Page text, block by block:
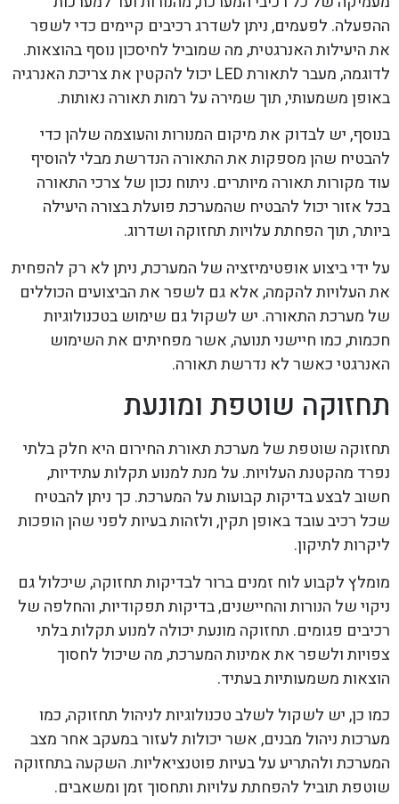
ההפעלה. לפעמים, ניתן לשדרג רכיבים קיימים כדי לשפר
את היעילות האנרגטית, מה שמוביל לחיסכון נוסף בהוצאות.
לדוגמה, מעבר לתאורת LED יכול להקטין את צריכת האנרגיה
באופן משמעותי, תוך שמירה על רמות תאורה נאותות.
בנוסף, יש לבדוק את מיקום המנורות והעוצמה שלהן כדי
להבטיח שהן מספקות את התאורה הנדרשת מבלי להוסיף
עוד מקורות תאורה מיותרים. ניתוח נכון של צרכי התאורה
בכל אזור יכול להבטיח שהמערכת פועלת בצורה היעילה
ביותר, תוך הפחתת עלויות תחזוקה ושדרוג.
על ידי ביצוע אופטימיזציה של המערכת, ניתן לא רק להפחית
את העלויות להקמה, אלא גם לשפר את הביצועים הכוללים
של מערכת התאורה. יש לשקול גם שימוש בטכנולוגיות
חכמות, כמו חיישני תנועה, אשר מפחיתים את השימוש
האנרגטי כאשר לא נדרשת תאורה.
תחזוקה שוטפת ומונעת
תחזוקה שוטפת של מערכת תאורת החירום היא חלק בלתי
נפרד מהקטנת העלויות. על מנת למנוע תקלות עתידיות,
חשוב לבצע בדיקות קבועות על המערכת. כך ניתן להבטיח
שכל רכיב עובד באופן תקין, ולזהות בעיות לפני שהן הופכות
ליקרות לתיקון.
מומלץ לקבוע לוח זמנים ברור לבדיקות תחזוקה, שיכלול גם
ניקוי של הנורות והחיישנים, בדיקות תפקודיות, והחלפה של
רכיבים פגומים. תחזוקה מונעת יכולה למנוע תקלות בלתי
צפויות ולשפר את אמינות המערכת, מה שיכול לחסוך
הוצאות משמעותיות בעתיד.
כמו כן, יש לשקול לשלב טכנולוגיות לניהול תחזוקה, כמו
מערכות ניהול מבנים, אשר יכולות לעזור במעקב אחר מצב
המערכת ולהתריע על בעיות פוטנציאליות. השקעה בתחזוקה
שוטפת תוביל להפחתת עלויות ותחסוך זמן ומשאבים.